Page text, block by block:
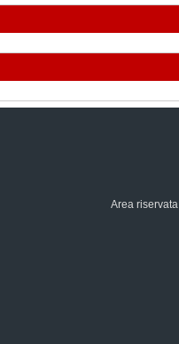
Area riservata